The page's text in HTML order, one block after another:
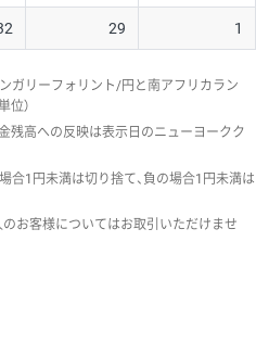
29 1
ガリーフォリント/円と南アフリカラン
位）
残高への反映は表示日のニューヨークク
合1円未満は切り捨て、負の場合1円未満は
お客様についてはお取引いただけませ